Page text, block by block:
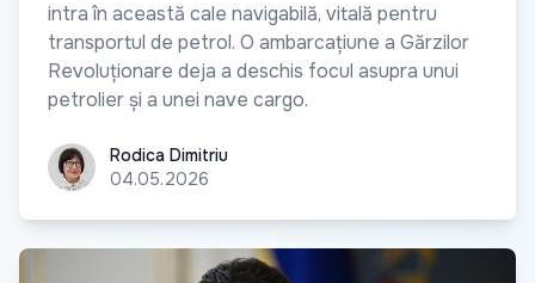
intra în această cale navigabilă, vitală pentru
transportul de petrol. O ambarcațiune a Gărzilor
Revoluționare deja a deschis focul asupra unui
petrolier și a unei nave cargo.
Rodica Dimitriu
Rodica Dimitriu
04.05.2026